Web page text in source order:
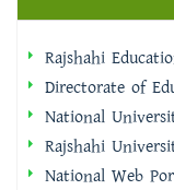
Rajshahi
Directorate of
National
Rajshahi
National Web